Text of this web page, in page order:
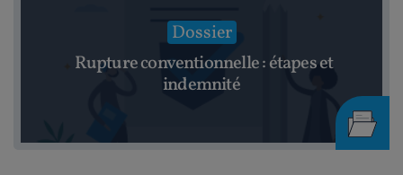
Dossier
Rupture conventionnelle : étapes et
indemnité